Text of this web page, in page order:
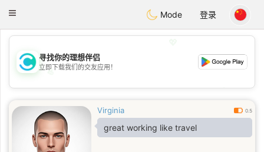
Citas
Toggle
Mode 登录
💖
💕
寻找你的理想伴侣
立即下载我们的交友应用！
Virginia 0.5
great working like travel